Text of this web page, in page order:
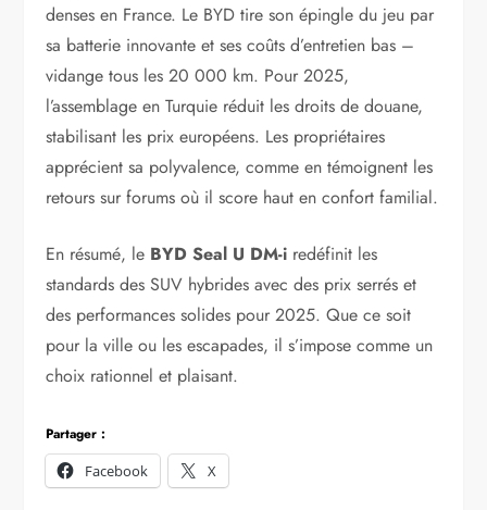
denses en France. Le BYD tire son épingle du jeu par
sa batterie innovante et ses coûts d’entretien bas –
vidange tous les 20 000 km. Pour 2025,
l’assemblage en Turquie réduit les droits de douane,
stabilisant les prix européens. Les propriétaires
apprécient sa polyvalence, comme en témoignent les
retours sur forums où il score haut en confort familial.
En résumé, le BYD Seal U DM-i redéfinit les
standards des SUV hybrides avec des prix serrés et
des performances solides pour 2025. Que ce soit
pour la ville ou les escapades, il s’impose comme un
choix rationnel et plaisant.
Partager :
Facebook
X